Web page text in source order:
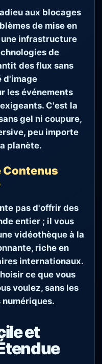
aux blocages
de mise en
une infrastructure
de
des flux sans
d'image
les événements
C'est la
gel ni coupure,
peu importe
planète.
Contenus
pas d'offrir des
entier ; il vous
vidéothèque à la
riche en
internationaux.
ce que vous
voulez, sans les
et